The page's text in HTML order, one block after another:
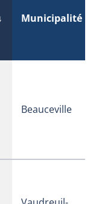
Municipalité
Beauceville